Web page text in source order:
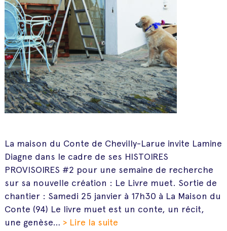
La maison du Conte de Chevilly-Larue invite Lamine
Diagne dans le cadre de ses HISTOIRES
PROVISOIRES #2 pour une semaine de recherche
sur sa nouvelle création : Le Livre muet. Sortie de
chantier : Samedi 25 janvier à 17h30 à La Maison du
Conte (94) Le livre muet est un conte, un récit,
une genèse… > Lire la suite